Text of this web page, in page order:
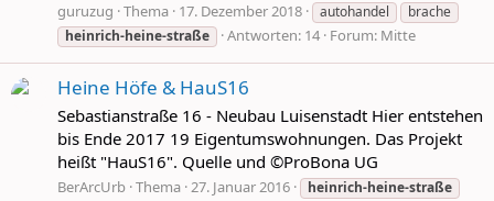
guruzug Thema 17. Dezember 2018 autohandel
brache
heinrich-heine-straße
Antworten: 14 Forum: Mitte
Heine Höfe & HauS16
Sebastianstraße 16 - Neubau Luisenstadt Hier entstehen
bis Ende 2017 19 Eigentumswohnungen. Das Projekt
heißt "HauS16". Quelle und ©ProBona UG
BerArcUrb Thema 27. Januar 2016
heinrich-heine-straße